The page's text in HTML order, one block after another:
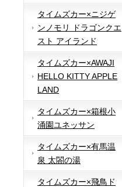
タイムズカー×ニジゲ
ンノモリ ドラゴンクエ
スト アイランド
タイムズカー×AWAJI
HELLO KITTY APPLE
LAND
タイムズカー×箱根小
涌園ユネッサン
タイムズカー×有馬温
泉 太閤の湯
タイムズカー×飛鳥ド